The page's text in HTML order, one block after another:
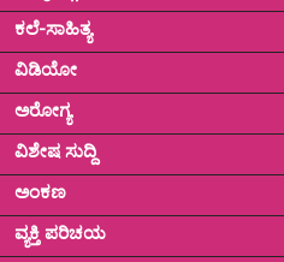
ಕಲೆ-ಸಾಹಿತ್ಯ
ವಿಡಿಯೋ
ಅರೋಗ್ಯ
ವಿಶೇಷ ಸುದ್ದಿ
ಅಂಕಣ
ವ್ಯಕ್ತಿ ಪರಿಚಯ